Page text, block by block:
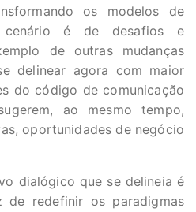
os modelos de
é de desafios e
de outras mudanças
delinear agora com maior
do código de comunicação
ao mesmo tempo,
oportunidades de negócio
dialógico que se delineia é
redefinir os paradigmas